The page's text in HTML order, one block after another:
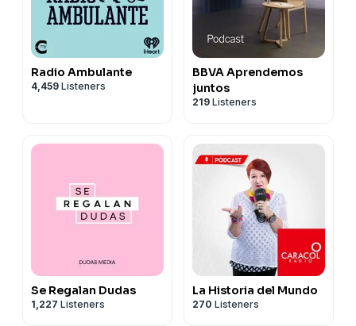
Radio Ambulante
4,459 Listeners
BBVA Aprendemos
juntos
219 Listeners
Se Regalan Dudas
1,227 Listeners
La Historia del Mundo
270 Listeners